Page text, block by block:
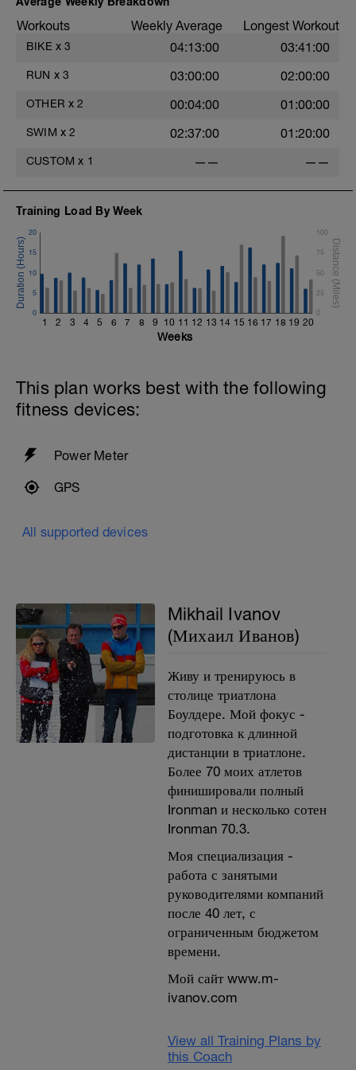
5 по 30 сек. на каденсе 100+ (усилия 9
из 10) c восстановлением 30 секунд
-
(усилия 5-6 из 10).
Для работы на разном каденсе вам
из режима ERG в режим Resistance.
-
Workouts Weekly Average Longest Workout
BIKE x 3 04:13:00 03:41:00
RUN x 3 03:00:00 02:00:00
OTHER x 2 00:04:00 01:00:00
SWIM x 2 02:37:00 01:20:00
CUSTOM x 1 —— ——
Training Load By Week
1 2 3 4 5 6 7 8 9 10 11 12 13 14 15 16 17 18 19 20
0
5
10
15
20
0
25
50
75
100
Weeks
This plan works best with the following
fitness devices:
Power Meter
GPS
All supported devices
Mikhail Ivanov
(Михаил Иванов)
Живу и тренируюсь в
столице триатлона
Боулдере. Мой фокус -
подготовка к длинной
дистанции в триатлоне.
Более 70 моих атлетов
финишировали полный
Ironman и несколько сотен
Ironman 70.3.
Моя специализация -
работа с занятыми
руководителями компаний
после 40 лет, с
ограниченным бюджетом
времени.
Мой сайт www.m-
ivanov.com
View all Training Plans by
this Coach